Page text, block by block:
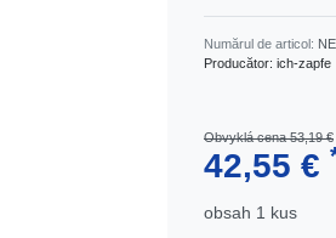
Numărul de articol:
Producător: ich-zapfe
Obvyklá cena 53,19 €
42,55 €
obsah 1 kus